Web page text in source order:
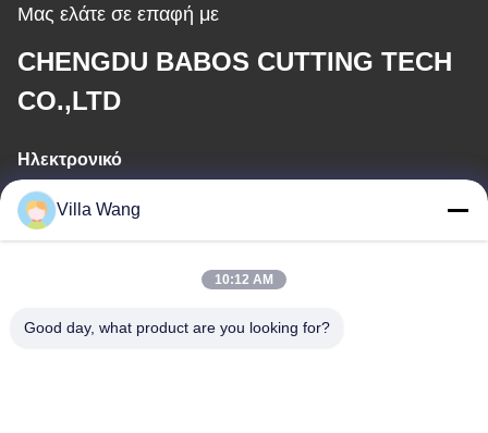
Μας ελάτε σε επαφή με
CHENGDU BABOS CUTTING TECH
CO.,LTD
Ηλεκτρονικό
sales@industrial-cuttingtools.com
Διεύθυνση
Villa Wang
10:12 AM
Good day, what product are you looking for?